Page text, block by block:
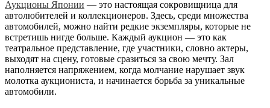
Аукционы Японии — это настоящая сокровищница для
автолюбителей и коллекционеров. Здесь, среди множества
автомобилей, можно найти редкие экземпляры, которые не
встретишь нигде больше. Каждый аукцион — это как
театральное представление, где участники, словно актеры,
выходят на сцену, готовые сразиться за свою мечту. Зал
наполняется напряжением, когда молчание нарушает звук
молотка аукциониста, и начинается борьба за уникальные
автомобили.